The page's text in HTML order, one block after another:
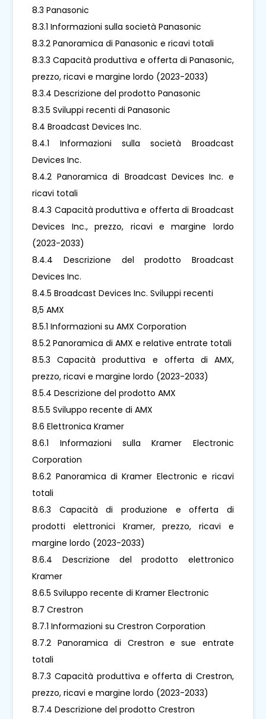
8.3 Panasonic
8.3.1 Informazioni sulla società Panasonic
8.3.2 Panoramica di Panasonic e ricavi totali
8.3.3 Capacità produttiva e offerta di Panasonic,
prezzo, ricavi e margine lordo (2023-2033)
8.3.4 Descrizione del prodotto Panasonic
8.3.5 Sviluppi recenti di Panasonic
8.4 Broadcast Devices Inc.
8.4.1 Informazioni sulla società Broadcast
Devices Inc.
8.4.2 Panoramica di Broadcast Devices Inc. e
ricavi totali
8.4.3 Capacità produttiva e offerta di Broadcast
Devices Inc., prezzo, ricavi e margine lordo
(2023-2033)
8.4.4 Descrizione del prodotto Broadcast
Devices Inc.
8.4.5 Broadcast Devices Inc. Sviluppi recenti
8,5 AMX
8.5.1 Informazioni su AMX Corporation
8.5.2 Panoramica di AMX e relative entrate totali
8.5.3 Capacità produttiva e offerta di AMX,
prezzo, ricavi e margine lordo (2023-2033)
8.5.4 Descrizione del prodotto AMX
8.5.5 Sviluppo recente di AMX
8.6 Elettronica Kramer
8.6.1 Informazioni sulla Kramer Electronic
Corporation
8.6.2 Panoramica di Kramer Electronic e ricavi
totali
8.6.3 Capacità di produzione e offerta di
prodotti elettronici Kramer, prezzo, ricavi e
margine lordo (2023-2033)
8.6.4 Descrizione del prodotto elettronico
Kramer
8.6.5 Sviluppo recente di Kramer Electronic
8.7 Crestron
8.7.1 Informazioni su Crestron Corporation
8.7.2 Panoramica di Crestron e sue entrate
totali
8.7.3 Capacità produttiva e offerta di Crestron,
prezzo, ricavi e margine lordo (2023-2033)
8.7.4 Descrizione del prodotto Crestron